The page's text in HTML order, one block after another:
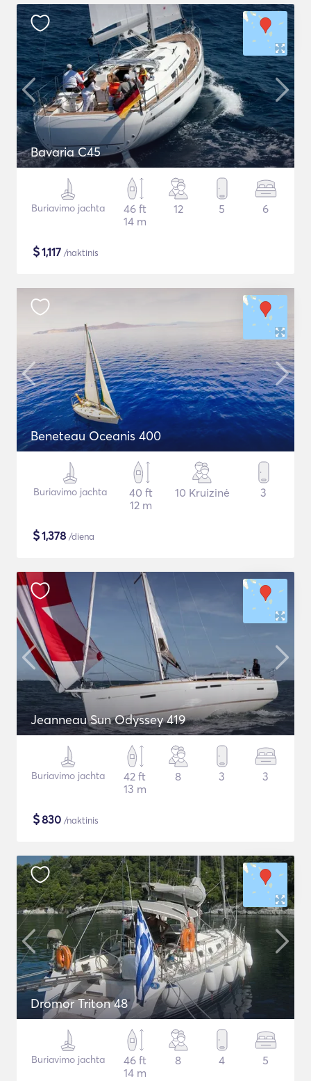
Bavaria C45
Buriavimo jachta
46 ft
14 m
12 5 6
$1,117 /naktinis
Beneteau Oceanis 400
Buriavimo jachta
40 ft
12 m
10 Kruizinė 3
$1,378 /diena
Jeanneau Sun Odyssey 419
Buriavimo jachta
42 ft
13 m
8 3 3
$830 /naktinis
Dromor Triton 48
Buriavimo jachta
46 ft
14 m
8 4 5